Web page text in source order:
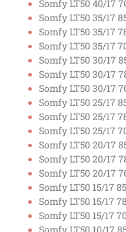
Somfy LT50 40/17
Somfy LT50 35/17
Somfy LT50 35/17
Somfy LT50 35/17
Somfy LT50 30/17
Somfy LT50 30/17
Somfy LT50 30/17
Somfy LT50 25/17
Somfy LT50 25/17
Somfy LT50 25/17
Somfy LT50 20/17
Somfy LT50 20/17
Somfy LT50 20/17
Somfy LT50 15/17
Somfy LT50 15/17
Somfy LT50 15/17
Somfy LT50 10/17